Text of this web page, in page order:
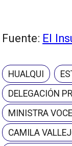
Fuente: El
HUALQUI
DELEGACIÓN
MINISTRA
CAMILA